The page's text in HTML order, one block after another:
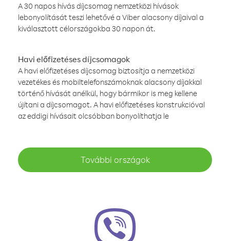
A 30 napos hívás díjcsomag nemzetközi hívások
lebonyolítását teszi lehetővé a Viber alacsony díjaival a
kiválasztott célországokba 30 napon át.
Havi előfizetéses díjcsomagok
A havi előfizetéses díjcsomag biztosítja a nemzetközi
vezetékes és mobiltelefonszámoknak alacsony díjakkal
történő hívását anélkül, hogy bármikor is meg kellene
újítani a díjcsomagot. A havi előfizetéses konstrukcióval
az eddigi hívásait olcsóbban bonyolíthatja le
További országok